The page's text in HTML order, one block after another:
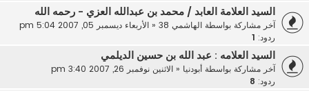
السيد العلامة العابد / محمد بن عبدالله العزي - رحمه الله
آخر مشاركة بواسطة الهاشمي 38 « الأربعاء ديسمبر 05, 2007 5:04 pm
ردود: 1
السيد العلامه : عبد الله بن حسين الديلمي
آخر مشاركة بواسطة أبودنيا « الاثنين نوفمبر 26, 2007 3:40 pm
ردود: 8